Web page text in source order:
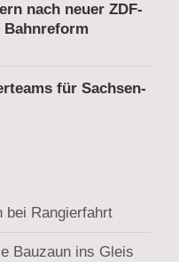
nach neuer ZDF-
Bahnreform
für Sachsen-
bei Rangierfahrt
Bauzaun ins Gleis